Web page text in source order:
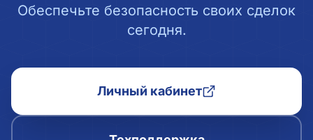
Обеспечьте безопасность своих сделок
сегодня.
Личный кабинет